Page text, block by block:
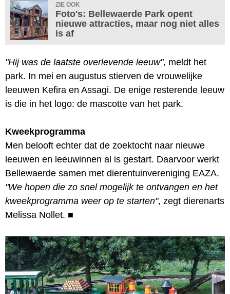
ZIE OOK
Foto's: Bellewaerde Park opent
nieuwe attracties, maar nog niet alles
is af
"Hij was de laatste overlevende leeuw", meldt het
park. In mei en augustus stierven de vrouwelijke
leeuwen Kefira en Assagi. De enige resterende leeuw
is die in het logo: de mascotte van het park.
Kweekprogramma
Men belooft echter dat de zoektocht naar nieuwe
leeuwen en leeuwinnen al is gestart. Daarvoor werkt
Bellewaerde samen met dierentuinvereniging EAZA.
"We hopen die zo snel mogelijk te ontvangen en het
kweekprogramma weer op te starten", zegt dierenarts
Melissa Nollet. ■